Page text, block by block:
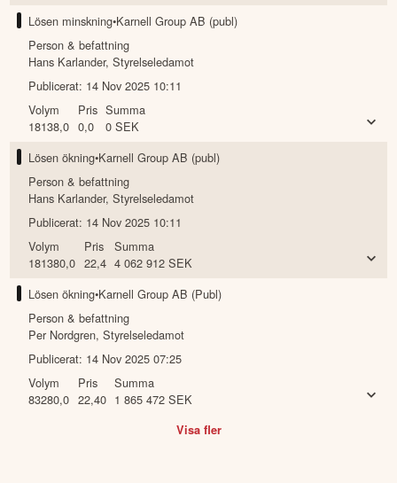
Lösen minskning•Karnell Group AB (publ)
Person & befattning
Hans Karlander,Styrelseledamot
Publicerat: 14 Nov 2025 10:11
Volym
18138,0
Pris
0,0
Summa
0 SEK
Lösen ökning•Karnell Group AB (publ)
Person & befattning
Hans Karlander,Styrelseledamot
Publicerat: 14 Nov 2025 10:11
Volym
181380,0
Pris
22,4
Summa
4 062 912 SEK
Lösen ökning•Karnell Group AB (Publ)
Person & befattning
Per Nordgren,Styrelseledamot
Publicerat: 14 Nov 2025 07:25
Volym
83280,0
Pris
22,40
Summa
1 865 472 SEK
Visa fler